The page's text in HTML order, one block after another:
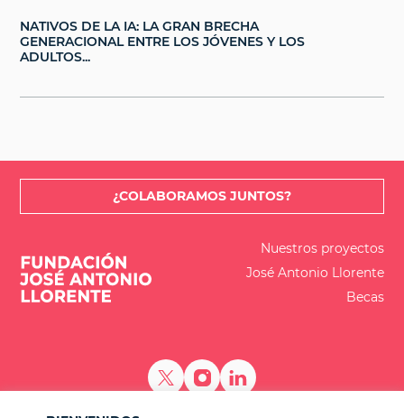
NATIVOS DE LA IA: LA GRAN BRECHA
GENERACIONAL ENTRE LOS JÓVENES Y LOS
ADULTOS...
¿COLABORAMOS JUNTOS?
Nuestros proyectos
José Antonio Llorente
Becas